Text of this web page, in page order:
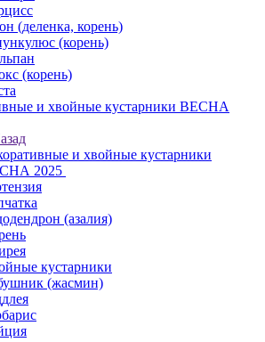
(деленка, корень)
(корень)
(корень)
и хвойные кустарники ВЕСНА
и хвойные кустарники
2025
(азалия)
кустарники
(жасмин)